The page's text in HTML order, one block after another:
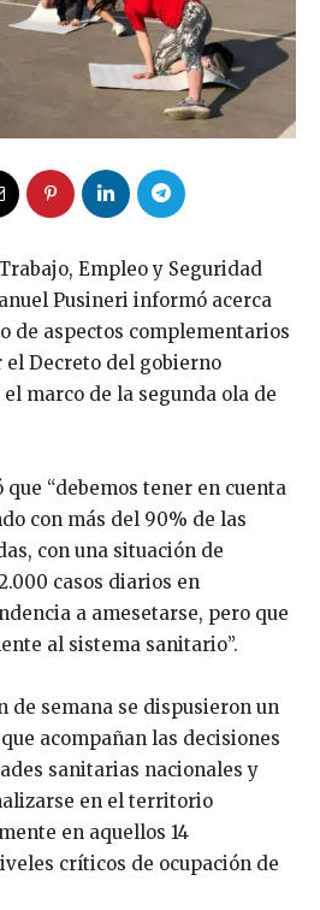
Empleo y Seguridad
Pusineri informó acerca
de aspectos complementarios
el Decreto del gobierno
marco de la segunda ola de
“debemos tener en cuenta
con más del 90% de las
con una situación de
casos diarios en
a amesetarse, pero que
al sistema sanitario”.
de semana se dispusieron un
acompañan las decisiones
sanitarias nacionales y
en el territorio
en aquellos 14
críticos de ocupación de